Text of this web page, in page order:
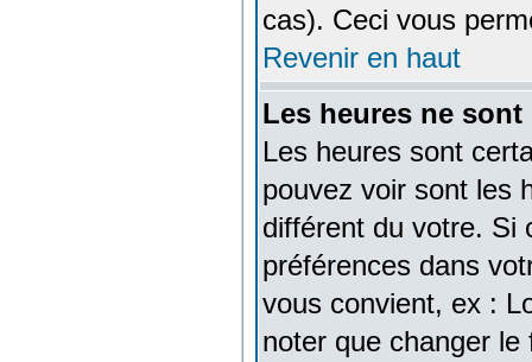
cas). Ceci vous
Revenir en haut
Les heures ne
Les heures sont
pouvez voir sont les
différent du votre. Si
préférences dans
vous convient, ex :
noter que changer